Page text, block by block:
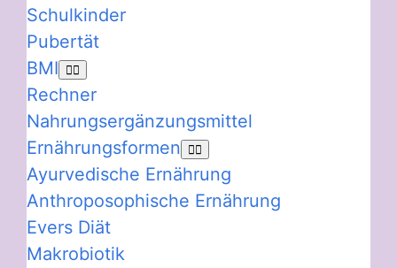
Schulkinder
Pubertät
BMI
Rechner
Nahrungsergänzungsmittel
Ernährungsformen
Ayurvedische Ernährung
Anthroposophische Ernährung
Evers Diät
Makrobiotik